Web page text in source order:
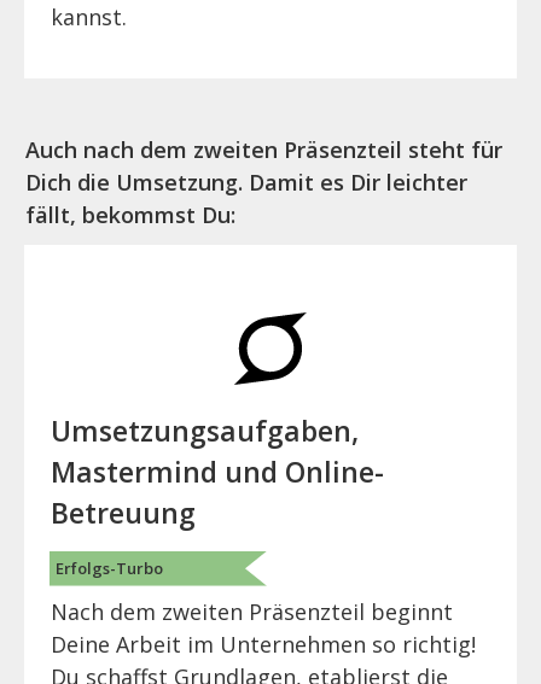
kannst.
Auch nach dem zweiten Präsenzteil steht für
Dich die Umsetzung. Damit es Dir leichter
fällt, bekommst Du:
Umsetzungsaufgaben,
Mastermind und Online-
Betreuung
Erfolgs-Turbo
Nach dem zweiten Präsenzteil beginnt
Deine Arbeit im Unternehmen so richtig!
Du schaffst Grundlagen, etablierst die